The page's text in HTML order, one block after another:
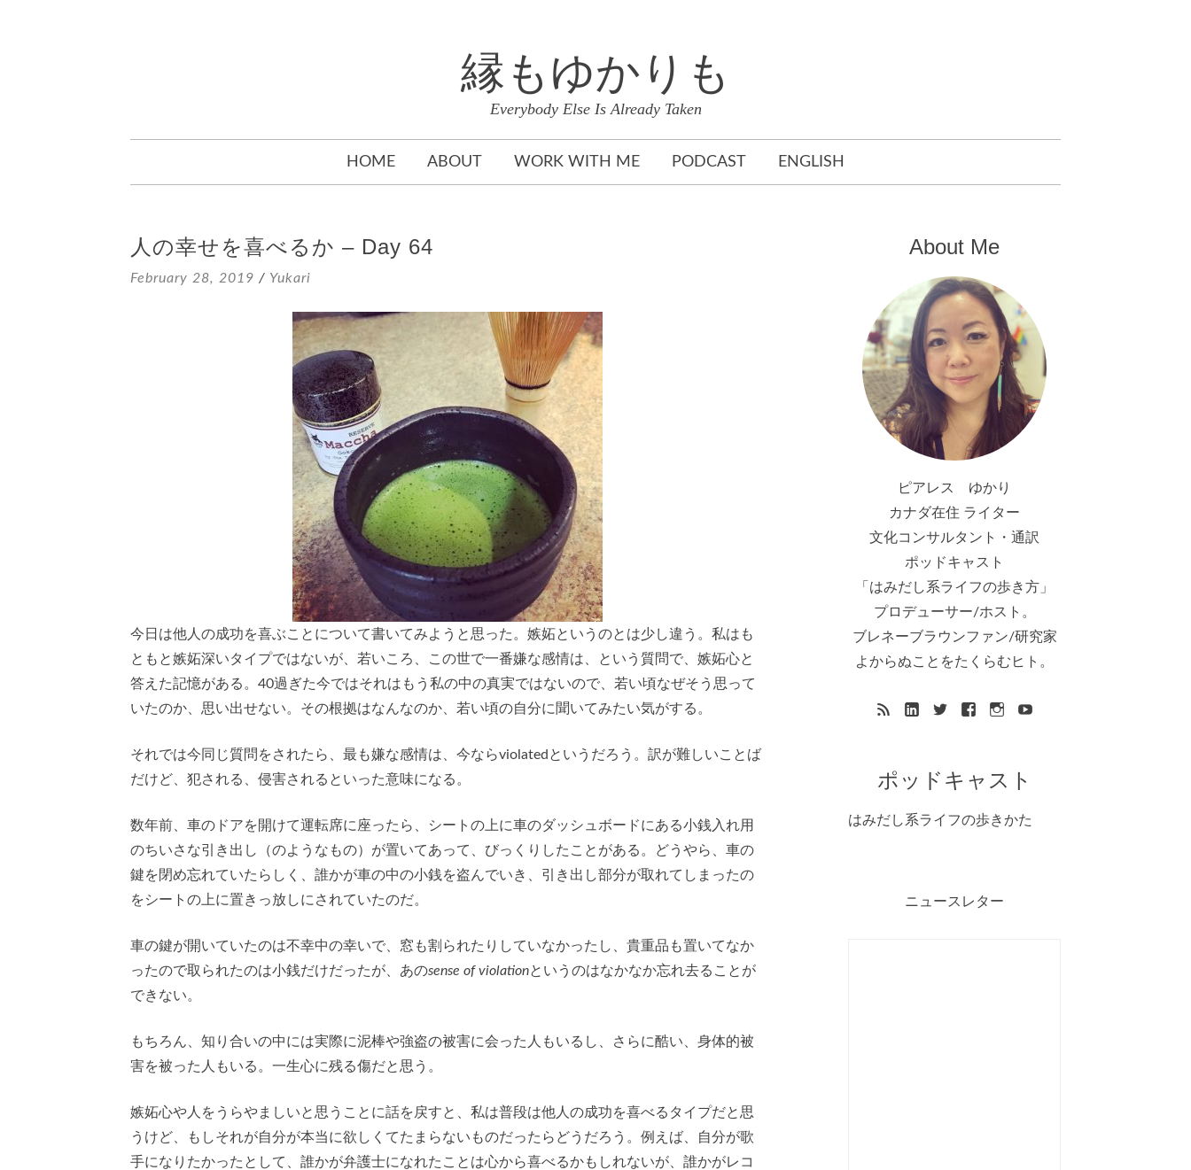
縁もゆかりも
Everybody Else Is Already Taken
TO
HOME ABOUT WORK WITH ME PODCAST ENGLISH
人の幸せを喜べるか – Day 64
February 28, 2019 / Yukari
今日は他人の成功を喜ぶことについて書いてみようと思った。嫉妬というのとは少し違う。私はも
ともと嫉妬深いタイプではないが、若いころ、この世で一番嫌な感情は、という質問で、嫉妬心と
答えた記憶がある。40過ぎた今ではそれはもう私の中の真実ではないので、若い頃なぜそう思って
いたのか、思い出せない。その根拠はなんなのか、若い頃の自分に聞いてみたい気がする。
それでは今同じ質問をされたら、最も嫌な感情は、今ならviolatedというだろう。訳が難しいことば
だけど、犯される、侵害されるといった意味になる。
数年前、車のドアを開けて運転席に座ったら、シートの上に車のダッシュボードにある小銭入れ用
のちいさな引き出し（のようなもの）が置いてあって、びっくりしたことがある。どうやら、車の
鍵を閉め忘れていたらしく、誰かが車の中の小銭を盗んでいき、引き出し部分が取れてしまったの
をシートの上に置きっ放しにされていたのだ。
車の鍵が開いていたのは不幸中の幸いで、窓も割られたりしていなかったし、貴重品も置いてなか
ったので取られたのは小銭だけだったが、あのsense of violationというのはなかなか忘れ去ることが
できない。
もちろん、知り合いの中には実際に泥棒や強盗の被害に会った人もいるし、さらに酷い、身体的被
害を被った人もいる。一生心に残る傷だと思う。
嫉妬心や人をうらやましいと思うことに話を戻すと、私は普段は他人の成功を喜べるタイプだと思
うけど、もしそれが自分が本当に欲しくてたまらないものだったらどうだろう。例えば、自分が歌
手になりたかったとして、誰かが弁護士になれたことは心から喜べるかもしれないが、誰かがレコ
About Me
ピアレス ゆかり
カナダ在住 ライター
文化コンサルタント・通訳
ポッドキャスト
「はみだし系ライフの歩き方」
プロデューサー/ホスト。
ブレネーブラウンファン/研究家
よからぬことをたくらむヒト。
ポッドキャスト
はみだし系ライフの歩きかた
ニュースレター